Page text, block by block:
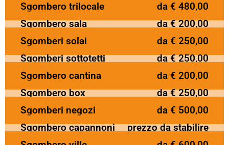
Sgombero trilocale
da € 480,00
Sgombero sala
da € 200,00
Sgomberi solai
da € 250,00
Sgomberi sottotetti
da € 250,00
Sgombero cantina
da € 200,00
Sgombero box
da € 250,00
Sgomberi negozi
da € 500,00
Sgombero capannoni
prezzo da stabilire